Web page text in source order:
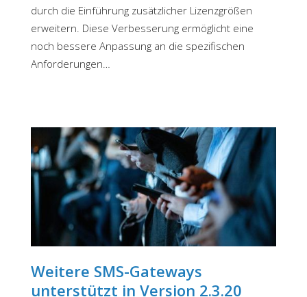
durch die Einführung zusätzlicher Lizenzgrößen
erweitern. Diese Verbesserung ermöglicht eine
noch bessere Anpassung an die spezifischen
Anforderungen…
Weitere SMS-Gateways
unterstützt in Version 2.3.20